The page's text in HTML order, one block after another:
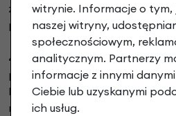
zakresie niezbędnym do
przez Klienta.
4.3.3.podmioty kredytujące /
przypadku Klienta, który
Internetowym ze sposobu
ratalnym lub płatności
witrynie. Informacje o tym,
naszej witryny,
społecznościowym,
analitycznym. Partnerzy
informacje z innymi
Ciebie lub uzyskanymi
ich usług.